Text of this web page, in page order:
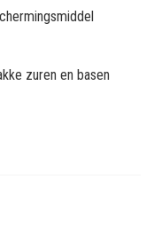
zuren en basen